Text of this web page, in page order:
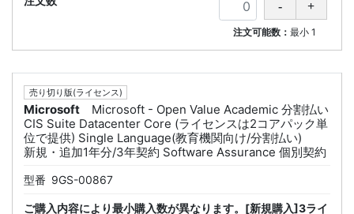
注文可能数：最小 1
売り切り版(ライセンス)
Microsoft
Microsoft - Open Value Academic 分割払い
CIS Suite Datacenter Core (ライセンスは2コアパック単
位で提供) Single Language(教育機関向け/分割払い)
新規・追加1年分/3年契約 Software Assurance 個別契約
型番 9GS-00867
ご購入内容により最小購入数が異なります。[新規購入]3ライ